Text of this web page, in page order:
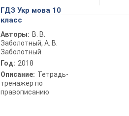
ГДЗ Укр мова 10
класс
Авторы: В. В.
Заболотный, А. В.
Заболотный
Год: 2018
Описание: Тетрадь-
тренажер по
правописанию